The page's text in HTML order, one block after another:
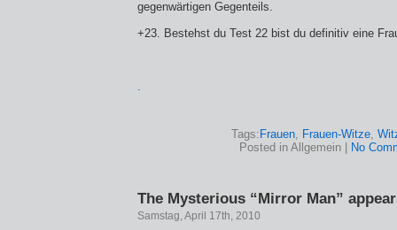
gegenwärtigen Gegenteils.
+23. Bestehst du Test 22 bist du definitiv eine
.
Tags: Frauen, Frauen-Witze,
Posted in Allgemein |
No
The Mysterious “Mirror Man”
Samstag, April 17th, 2010